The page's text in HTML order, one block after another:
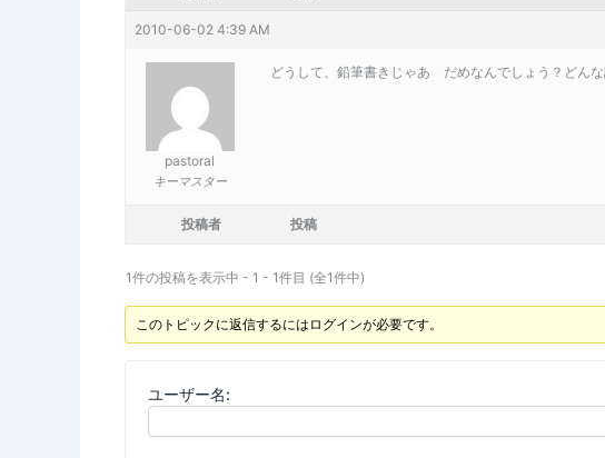
2010-06-02 4:39 AM
pastoral
キーマスター
どうして、鉛筆書きじゃあ だめなんでしょう？どんな
投稿者 投稿
1件の投稿を表示中 - 1 - 1件目 (全1件中)
このトピックに返信するにはログインが必要です。
ユーザー名: